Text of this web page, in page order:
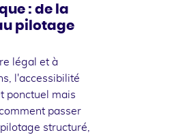
: de la
pilotage
légal et à
l'accessibilité
ponctuel mais
passer
structuré,